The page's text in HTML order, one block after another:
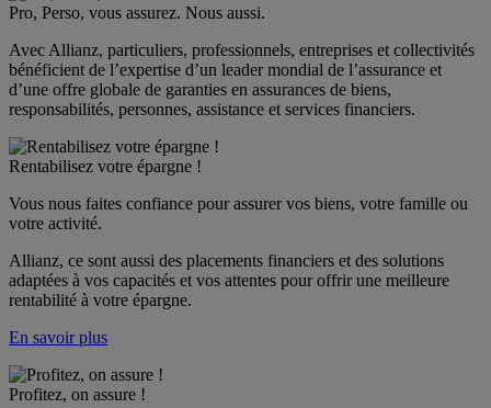
Pro, Perso, vous assurez. Nous aussi.
Avec Allianz, particuliers, professionnels, entreprises et collectivités
bénéficient de l’expertise d’un leader mondial de l’assurance et
d’une offre globale de garanties en assurances de biens,
responsabilités, personnes, assistance et services financiers.
Rentabilisez votre épargne !
Vous nous faites confiance pour assurer vos biens, votre famille ou
votre activité.
Allianz, ce sont aussi des placements financiers et des solutions
adaptées à vos capacités et vos attentes pour offrir une meilleure
rentabilité à votre épargne.
En savoir plus
Profitez, on assure !